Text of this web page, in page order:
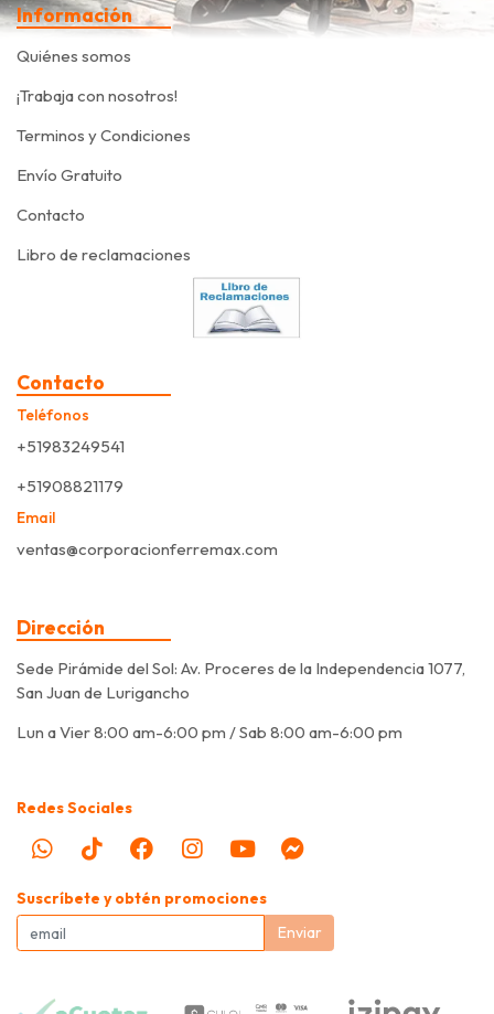
Información
Quiénes somos
¡Trabaja con nosotros!
Terminos y Condiciones
Envío Gratuito
Contacto
Libro de reclamaciones
Contacto
Teléfonos
+51983249541
+51908821179
Email
ventas@corporacionferremax.com
Dirección
Sede Pirámide del Sol: Av. Proceres de la Independencia 1077,
San Juan de Lurigancho
Lun a Vier 8:00 am-6:00 pm / Sab 8:00 am-6:00 pm
Redes Sociales
Suscríbete y obtén promociones
Enviar